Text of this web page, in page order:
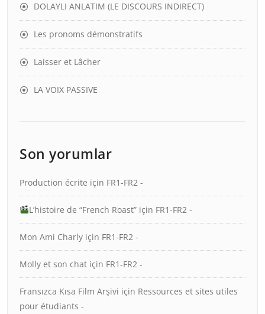
DOLAYLI ANLATIM (LE DISCOURS INDIRECT)
Les pronoms démonstratifs
Laisser et Lâcher
LA VOIX PASSIVE
Son yorumlar
Production écrite için FR1-FR2 -
L’histoire de “French Roast”için FR1-FR2 -
Mon Ami Charly için FR1-FR2 -
Molly et son chat için FR1-FR2 -
Fransızca Kısa Film Arşivi için Ressources et sites utiles
pour étudiants -